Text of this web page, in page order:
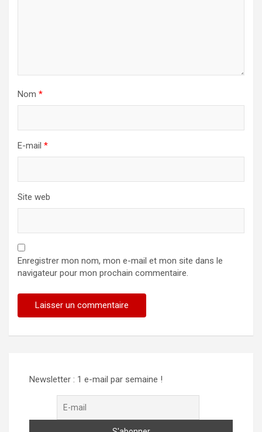
Nom *
E-mail *
Site web
Enregistrer mon nom, mon e-mail et mon site dans le
navigateur pour mon prochain commentaire.
Newsletter : 1 e-mail par semaine !